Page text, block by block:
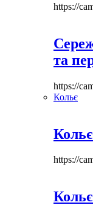
https://
та
https://
Кольє
https://